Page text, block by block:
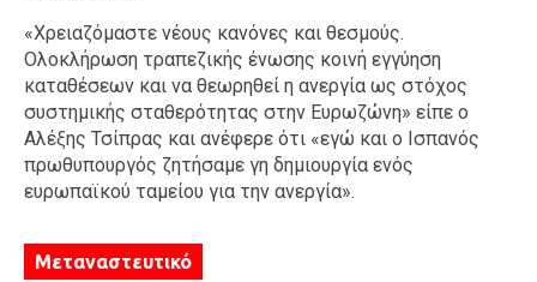
«Χρειαζόμαστε νέους κανόνες και θεσμούς.
Ολοκλήρωση τραπεζικής ένωσης κοινή εγγύηση
καταθέσεων και να θεωρηθεί η ανεργία ως στόχος
συστημικής σταθερότητας στην Ευρωζώνη» είπε ο
Αλέξης Τσίπρας και ανέφερε ότι «εγώ και ο Ισπανός
πρωθυπουργός ζητήσαμε γη δημιουργία ενός
ευρωπαϊκού ταμείου για την ανεργία».
Μεταναστευτικό